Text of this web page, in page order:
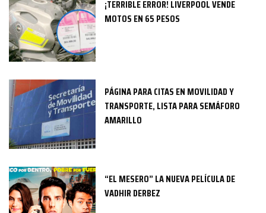
¡TERRIBLE ERROR! LIVERPOOL VENDE
MOTOS EN 65 PESOS
PÁGINA PARA CITAS EN MOVILIDAD Y
TRANSPORTE, LISTA PARA SEMÁFORO
AMARILLO
“EL MESERO” LA NUEVA PELÍCULA DE
VADHIR DERBEZ